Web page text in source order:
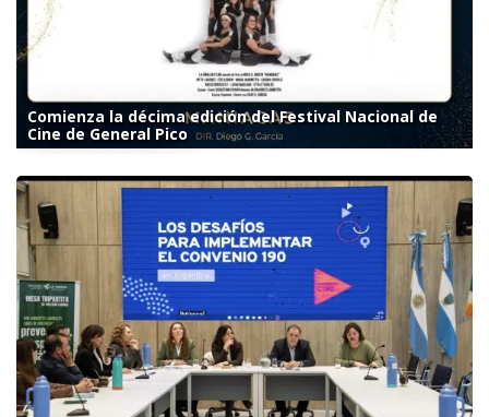
Comienza la décima edición del Festival Nacional de
Cine de General Pico